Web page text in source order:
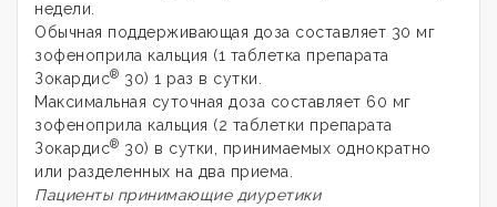
недели.
Обычная поддерживающая доза составляет 30 мг
зофеноприла кальция (1 таблетка препарата
Зокардис® 30) 1 раз в сутки.
Максимальная суточная доза составляет 60 мг
зофеноприла кальция (2 таблетки препарата
Зокардис® 30) в сутки, принимаемых однократно
или разделенных на два приема.
Пациенты принимающие диуретики